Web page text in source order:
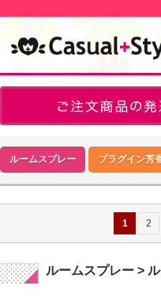
ルームスプレー プラグイン芳
ルームスプレー >
1 2